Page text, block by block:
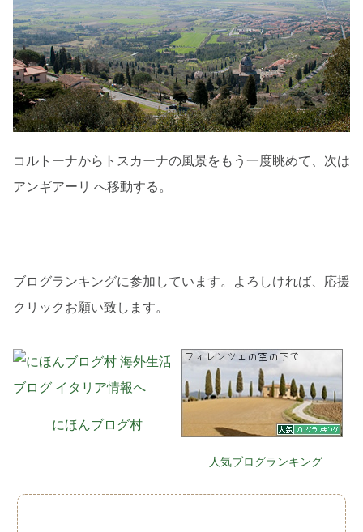
コルトーナからトスカーナの風景をもう一度眺めて、次は
アンギアーリ へ移動する。
ブログランキングに参加しています。よろしければ、応援
クリックお願い致します。
にほんブログ村
人気ブログランキング